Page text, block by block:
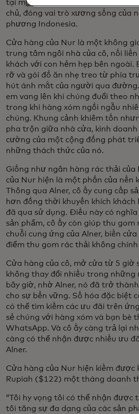
tại một warung – những cửa hàng
chủ, đóng vai trò xương sống của
phương Indonesia.
Cửa hàng của Nur là một không
trung tâm ngôi nhà của cô, nối
khách với con hẻm hẹp bên ngoài.
rỡ và gói đồ ăn nhẹ treo từ phía
hút ánh mắt của người qua
em vang lên khi chúng đuổi theo
trong khi hàng xóm ngồi ngẫu
chúng. Khung cảnh khiêm tốn
pha trộn giữa nhà cửa, kinh
cường của một cộng đồng phát
những thách thức của nó.
Giống như ngân hàng rác thải của
của Nur hiện là một phần của nền
Thông qua Alner, cô ấy cung cấp
hơn đồng thời khuyến khích khách
đã qua sử dụng. Điều này có
sản phẩm, cô ấy còn giúp thu
chuỗi cung ứng của Alner, biến
điểm thu gom rác thải không
Cửa hàng của cô, mở cửa từ 5 giờ
không thay đổi nhiều trong những
bây giờ, nhờ Alner, nó đã trở
cho sự bền vững. Số hóa đặc biệt
có thể tìm kiếm các ưu đãi trên
sẻ chúng với hàng xóm và bạn bè
WhatsApp. Và cô ấy càng trả lại
càng có thể nhận được nhiều ưu
Alner.
Cửa hàng của Nur hiện kiếm được
Rupiah ($122) một tháng doanh
“Tôi hy vọng tôi có thể nhận được
tôi tăng sự đa dạng của các sản